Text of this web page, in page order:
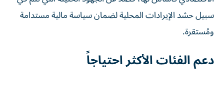
سبيل حشد الإيرادات المحلية لضمان سياسة مالية مستدامة
ومُستقرة.
دعم الفئات الأكثر احتياجاً